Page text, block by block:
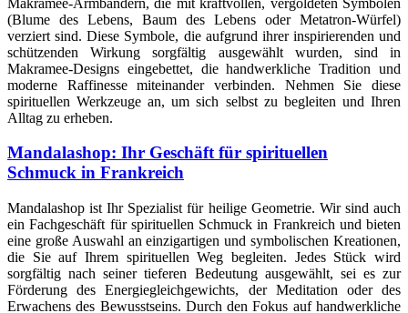
(Blume des Lebens, Baum des Lebens oder Metatron-Würfel)
verziert sind. Diese Symbole, die aufgrund ihrer inspirierenden und
schützenden Wirkung sorgfältig ausgewählt wurden, sind in
Makramee-Designs eingebettet, die handwerkliche Tradition und
moderne Raffinesse miteinander verbinden. Nehmen Sie diese
spirituellen Werkzeuge an, um sich selbst zu begleiten und Ihren
Alltag zu erheben.
Mandalashop: Ihr Geschäft für spirituellen
Schmuck in Frankreich
Mandalashop ist Ihr Spezialist für heilige Geometrie. Wir sind auch
ein Fachgeschäft für spirituellen Schmuck in Frankreich und bieten
eine große Auswahl an einzigartigen und symbolischen Kreationen,
die Sie auf Ihrem spirituellen Weg begleiten. Jedes Stück wird
sorgfältig nach seiner tieferen Bedeutung ausgewählt, sei es zur
Förderung des Energiegleichgewichts, der Meditation oder des
Erwachens des Bewusstseins. Durch den Fokus auf handwerkliche